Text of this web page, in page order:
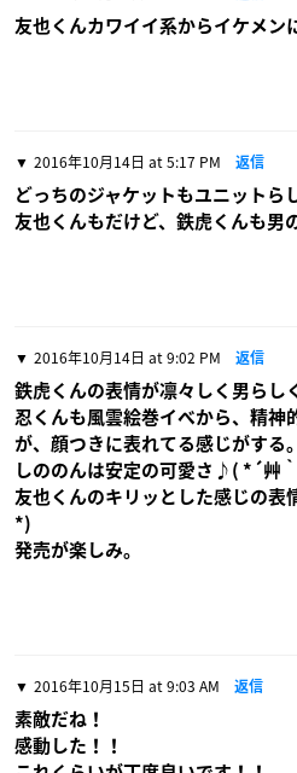
友也くんカワイイ系からイケメン
2016年10月14日 at 5:17 PM 返信
どっちのジャケットもユニットら
友也くんもだけど、鉄虎くんも男
2016年10月14日 at 9:02 PM 返信
鉄虎くんの表情が凛々しく男ら
忍くんも風雲絵巻イベから、精神
が、顔つきに表れてる感じがする。
しののんは安定の可愛さ♪( *´艸
友也くんのキリッとした感じの
*)
発売が楽しみ。
2016年10月15日 at 9:03 AM 返信
素敵だね！
感動した！！